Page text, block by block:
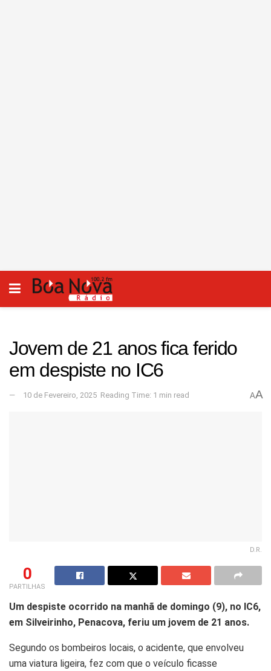
Jovem de 21 anos fica ferido
em despiste no IC6
10 de Fevereiro, 2025 Reading Time: 1 min read AA
D.R.
0
PARTILHAS
Um despiste ocorrido na manhã de domingo (9), no IC6,
em Silveirinho, Penacova, feriu um jovem de 21 anos.
Segundo os bombeiros locais, o acidente, que envolveu
uma viatura ligeira, fez com que o veículo ficasse